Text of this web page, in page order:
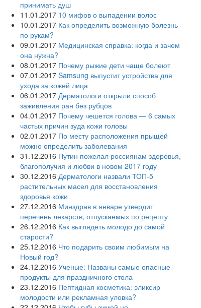
принимать душ
11.01.2017 10 мифов о выпадении волос
10.01.2017 Как определить возможную болезнь
по рукам?
09.01.2017 Медицинская справка: когда и зачем
она нужна?
08.01.2017 Почему рыжие дети чаще болеют
07.01.2017 Samsung выпустит устройства для
ухода за кожей лица
06.01.2017 Дерматологи открыли способ
заживления ран без рубцов
04.01.2017 Почему чешется голова — 6 самых
частых причин зуда кожи головы
02.01.2017 По месту расположения прыщей
можно определить заболевания
31.12.2016 Путин пожелал россиянам здоровья,
благополучия и любви в новом 2017 году
30.12.2016 Дерматологи назвали ТОП-5
растительных масел для восстановления
здоровья кожи
27.12.2016 Минздрав в январе утвердит
перечень лекарств, отпускаемых по рецепту
26.12.2016 Как выглядеть молодо до самой
старости?
25.12.2016 Что подарить своим любимым на
Новый год?
24.12.2016 Ученые: Названы самые опасные
продукты для праздничного стола
23.12.2016 Пептидная косметика: эликсир
молодости или рекламная уловка?